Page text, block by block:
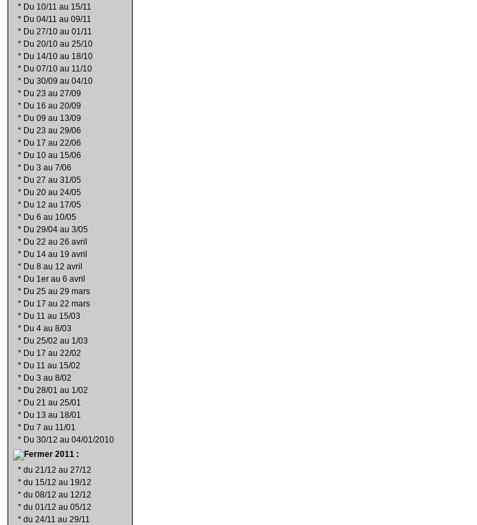
* Du 10/11 au 15/11
* Du 04/11 au 09/11
* Du 27/10 au 01/11
* Du 20/10 au 25/10
* Du 14/10 au 18/10
* Du 07/10 au 11/10
* Du 30/09 au 04/10
* Du 23 au 27/09
* Du 16 au 20/09
* Du 09 au 13/09
* Du 23 au 29/06
* Du 17 au 22/06
* Du 10 au 15/06
* Du 3 au 7/06
* Du 27 au 31/05
* Du 20 au 24/05
* Du 12 au 17/05
* Du 6 au 10/05
* Du 29/04 au 3/05
* Du 22 au 26 avril
* Du 14 au 19 avril
* Du 8 au 12 avril
* Du 1er au 6 avril
* Du 25 au 29 mars
* Du 17 au 22 mars
* Du 11 au 15/03
* Du 4 au 8/03
* Du 25/02 au 1/03
* Du 17 au 22/02
* Du 11 au 15/02
* Du 3 au 8/02
* Du 28/01 au 1/02
* Du 21 au 25/01
* Du 13 au 18/01
* Du 7 au 11/01
* Du 30/12 au 04/01/2010
2011 :
* du 21/12 au 27/12
* du 15/12 au 19/12
* du 08/12 au 12/12
* du 01/12 au 05/12
* du 24/11 au 29/11